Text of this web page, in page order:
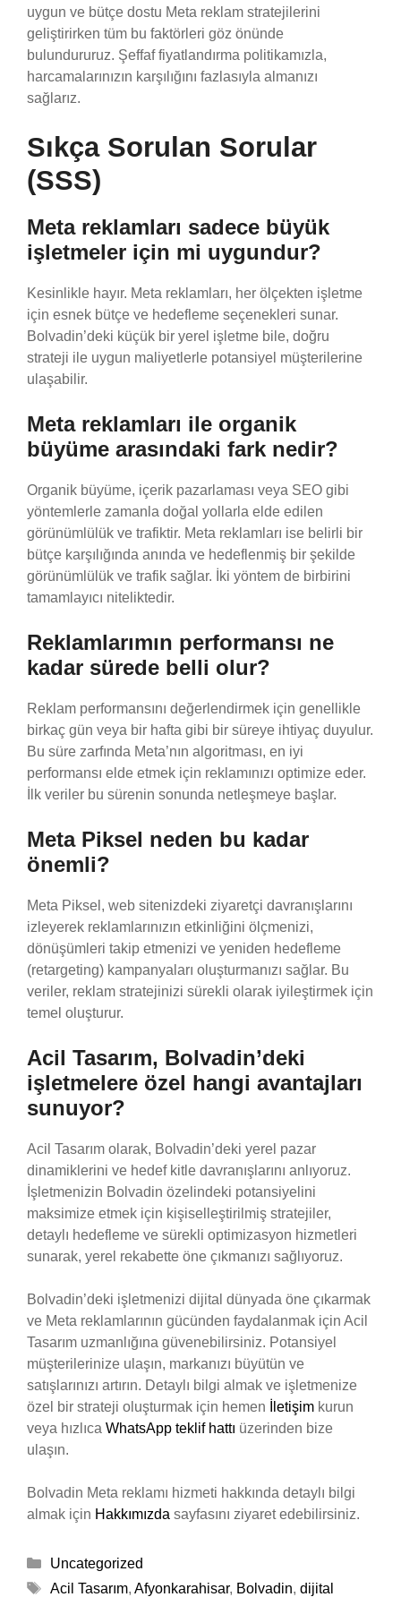
uygun ve bütçe dostu Meta reklam stratejilerini
geliştirirken tüm bu faktörleri göz önünde
bulundururuz. Şeffaf fiyatlandırma politikamızla,
harcamalarınızın karşılığını fazlasıyla almanızı
sağlarız.
Sıkça Sorulan Sorular
(SSS)
Meta reklamları sadece büyük
işletmeler için mi uygundur?
Kesinlikle hayır. Meta reklamları, her ölçekten işletme
için esnek bütçe ve hedefleme seçenekleri sunar.
Bolvadin’deki küçük bir yerel işletme bile, doğru
strateji ile uygun maliyetlerle potansiyel müşterilerine
ulaşabilir.
Meta reklamları ile organik
büyüme arasındaki fark nedir?
Organik büyüme, içerik pazarlaması veya SEO gibi
yöntemlerle zamanla doğal yollarla elde edilen
görünümlülük ve trafiktir. Meta reklamları ise belirli bir
bütçe karşılığında anında ve hedeflenmiş bir şekilde
görünümlülük ve trafik sağlar. İki yöntem de birbirini
tamamlayıcı niteliktedir.
Reklamlarımın performansı ne
kadar sürede belli olur?
Reklam performansını değerlendirmek için genellikle
birkaç gün veya bir hafta gibi bir süreye ihtiyaç duyulur.
Bu süre zarfında Meta’nın algoritması, en iyi
performansı elde etmek için reklamınızı optimize eder.
İlk veriler bu sürenin sonunda netleşmeye başlar.
Meta Piksel neden bu kadar
önemli?
Meta Piksel, web sitenizdeki ziyaretçi davranışlarını
izleyerek reklamlarınızın etkinliğini ölçmenizi,
dönüşümleri takip etmenizi ve yeniden hedefleme
(retargeting) kampanyaları oluşturmanızı sağlar. Bu
veriler, reklam stratejinizi sürekli olarak iyileştirmek için
temel oluşturur.
Acil Tasarım, Bolvadin’deki
işletmelere özel hangi avantajları
sunuyor?
Acil Tasarım olarak, Bolvadin’deki yerel pazar
dinamiklerini ve hedef kitle davranışlarını anlıyoruz.
İşletmenizin Bolvadin özelindeki potansiyelini
maksimize etmek için kişiselleştirilmiş stratejiler,
detaylı hedefleme ve sürekli optimizasyon hizmetleri
sunarak, yerel rekabette öne çıkmanızı sağlıyoruz.
Bolvadin’deki işletmenizi dijital dünyada öne çıkarmak
ve Meta reklamlarının gücünden faydalanmak için Acil
Tasarım uzmanlığına güvenebilirsiniz. Potansiyel
müşterilerinize ulaşın, markanızı büyütün ve
satışlarınızı artırın. Detaylı bilgi almak ve işletmenize
özel bir strateji oluşturmak için hemen
İletişim kurun
veya hızlıca WhatsApp teklif hattı üzerinden bize
ulaşın.
Bolvadin Meta reklamı hizmeti hakkında detaylı bilgi
almak için Hakkımızda sayfasını ziyaret edebilirsiniz.
Kategoriler
Uncategorized
Etiketler
Acil Tasarım, Afyonkarahisar, Bolvadin, dijital